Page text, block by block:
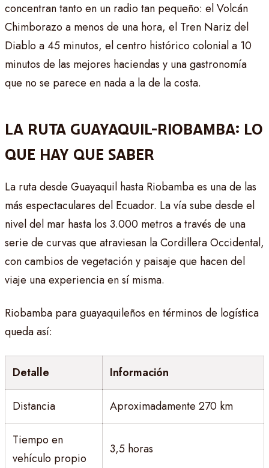
concentran tanto en un radio tan pequeño: el Volcán
Chimborazo a menos de una hora, el Tren Nariz del
Diablo a 45 minutos, el centro histórico colonial a 10
minutos de las mejores haciendas y una gastronomía
que no se parece en nada a la de la costa.
LA RUTA GUAYAQUIL-RIOBAMBA: LO
QUE HAY QUE SABER
La ruta desde Guayaquil hasta Riobamba es una de las
más espectaculares del Ecuador. La vía sube desde el
nivel del mar hasta los 3.000 metros a través de una
serie de curvas que atraviesan la Cordillera Occidental,
con cambios de vegetación y paisaje que hacen del
viaje una experiencia en sí misma.
Riobamba para guayaquileños en términos de logística
queda así:
Detalle Información
Distancia Aproximadamente 270 km
Tiempo en
vehículo propio
3,5 horas